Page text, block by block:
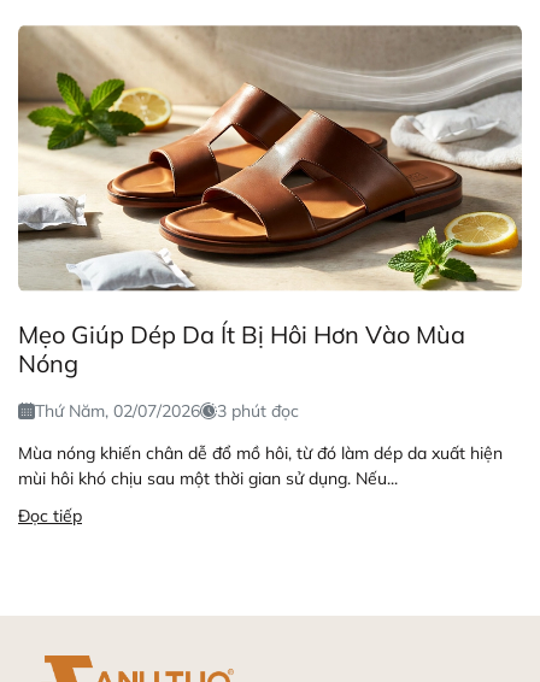
Mẹo Giúp Dép Da Ít Bị Hôi Hơn Vào Mùa
Nóng
Thứ Năm, 02/07/2026
3 phút đọc
Mùa nóng khiến chân dễ đổ mồ hôi, từ đó làm dép da xuất hiện
mùi hôi khó chịu sau một thời gian sử dụng. Nếu...
Đọc tiếp